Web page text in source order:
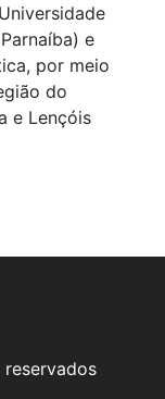
e
por meio
do
e Lençóis